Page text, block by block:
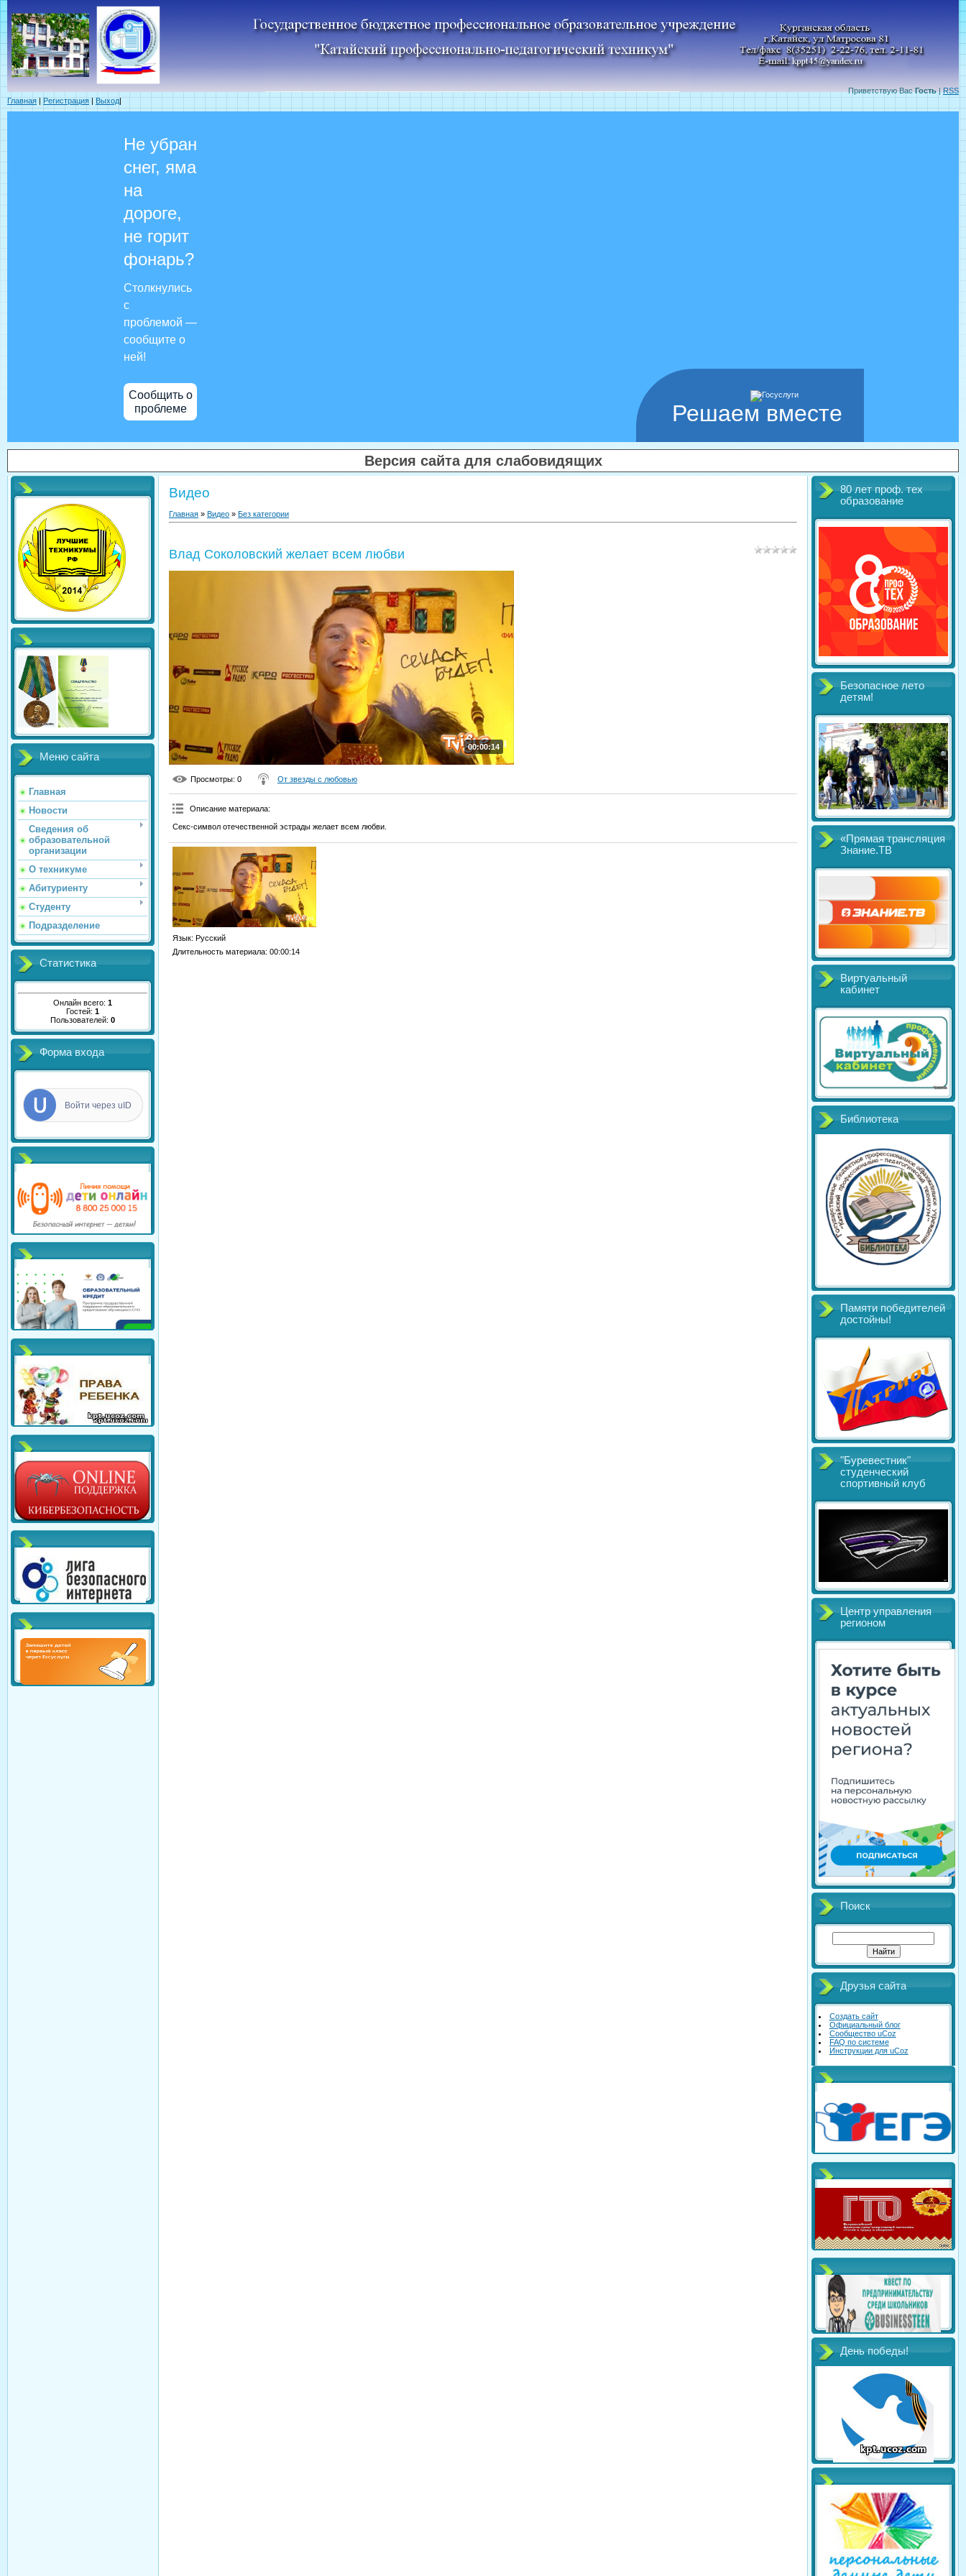
Приветствую Вас Гость|RSS
Главная | Регистрация | Выход|
Решаем вместе
Не убран
снег, яма
на
дороге,
не горит
фонарь?
Столкнулись
с
проблемой —
сообщите о
ней!
Сообщить о
проблеме
Версия сайта для слабовидящих
Меню сайта
Главная
Новости
Сведения об
образовательной
организации
О техникуме
Абитуриенту
Студенту
Подразделение
Статистика
Онлайн всего: 1
Гостей: 1
Пользователей: 0
Форма входа
Войти через uID
Видео
Главная » Видео » Без категории
Влад Соколовский желает всем любви
00:00:14
Просмотры: 0 От звезды с любовью
Описание материала:
Секс-символ отечественной эстрады желает всем любви.
Язык: Русский
Длительность материала: 00:00:14
80 лет проф. тех
образование
Безопасное лето
детям!
«Прямая трансляция
Знание.ТВ
Виртуальный
кабинет
Библиотека
Памяти победителей
достойны!
"Буревестник"
студенческий
спортивный клуб
Центр управления
регионом
Поиск
Друзья сайта
Создать сайт
Официальный блог
Сообщество uCoz
FAQ по системе
Инструкции для uCoz
День победы!